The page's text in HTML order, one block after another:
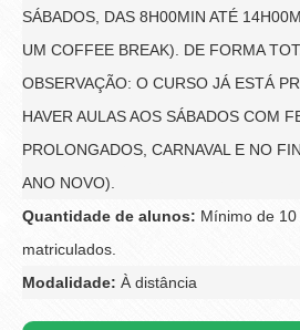
SÁBADOS, DAS 8H00MIN ATÉ
UM COFFEE BREAK). DE FORMA
OBSERVAÇÃO: O CURSO JÁ ESTÁ
HAVER AULAS AOS SÁBADOS COM
PROLONGADOS, CARNAVAL E NO
ANO NOVO).
Quantidade de alunos: Mínimo de
matriculados.
Modalidade: À distância